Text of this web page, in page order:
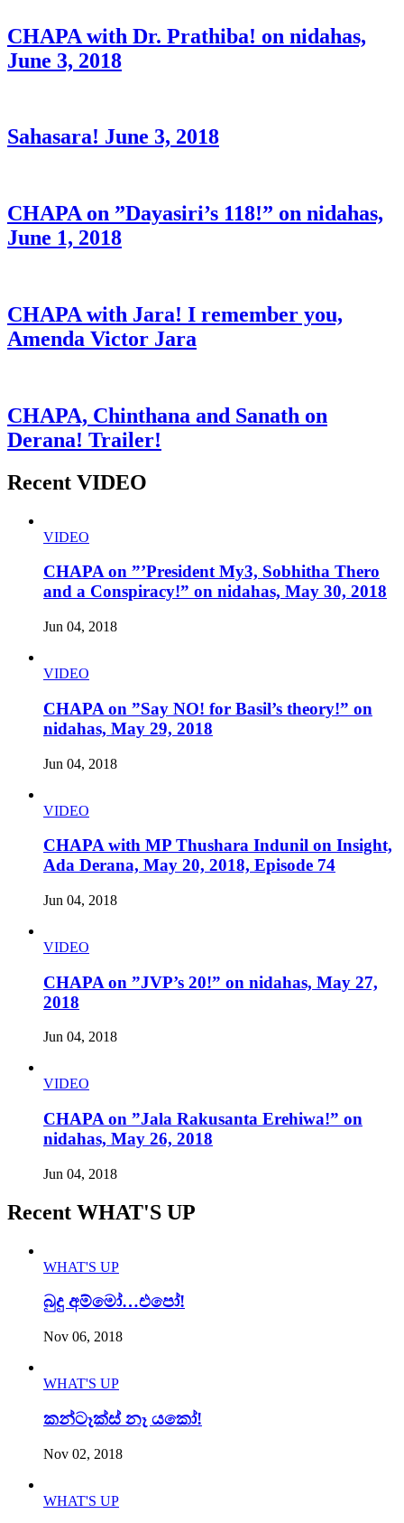
CHAPA with Dr. Prathiba! on nidahas,
June 3, 2018
Sahasara! June 3, 2018
CHAPA on ”Dayasiri’s 118!” on nidahas,
June 1, 2018
CHAPA with Jara! I remember you,
Amenda Victor Jara
CHAPA, Chinthana and Sanath on
Derana! Trailer!
Recent VIDEO
VIDEO
CHAPA on ”’President My3, Sobhitha Thero
and a Conspiracy!” on nidahas, May 30, 2018
Jun 04, 2018
VIDEO
CHAPA on ”Say NO! for Basil’s theory!” on
nidahas, May 29, 2018
Jun 04, 2018
VIDEO
CHAPA with MP Thushara Indunil on Insight,
Ada Derana, May 20, 2018, Episode 74
Jun 04, 2018
VIDEO
CHAPA on ”JVP’s 20!” on nidahas, May 27,
2018
Jun 04, 2018
VIDEO
CHAPA on ”Jala Rakusanta Erehiwa!” on
nidahas, May 26, 2018
Jun 04, 2018
Recent WHAT'S UP
WHAT'S UP
බුදු අම්මෝ…එපෝ!
Nov 06, 2018
WHAT'S UP
කන්ටෑක්ස් නෑ යකෝ!
Nov 02, 2018
WHAT'S UP